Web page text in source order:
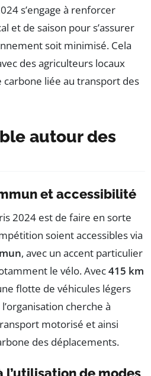
s’engage à renforcer
et de saison pour s’assurer
soit minimisé. Cela
des agriculteurs locaux
liée au transport des
autour des
et accessibilité
2024 est de faire en sorte
soient accessibles via
, avec un accent particulier
le vélo. Avec415 km
flotte de véhicules légers
cherche à
motorisé et ainsi
des déplacements.